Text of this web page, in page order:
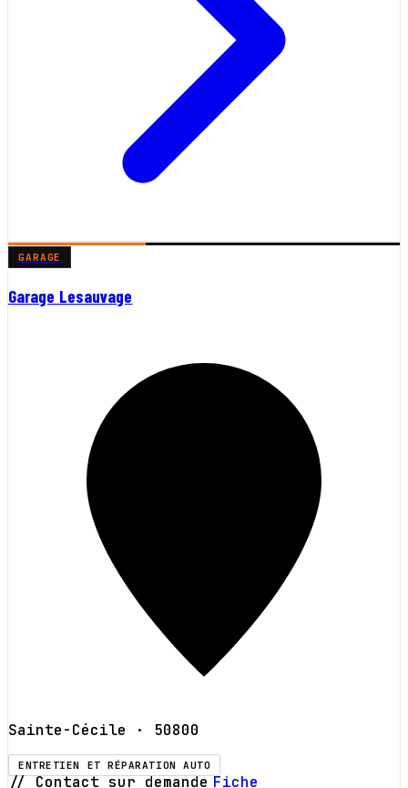
GARAGE
Garage Lesauvage
Sainte-Cécile · 50800
ENTRETIEN ET RÉPARATION AUTO
// Contact sur demande Fiche